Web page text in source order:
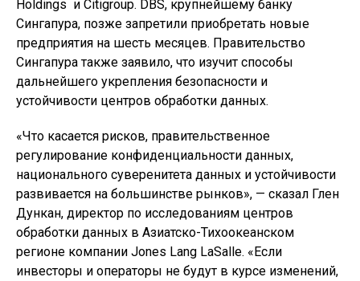
Holdings и Citigroup. DBS, крупнейшему банку
Сингапура, позже запретили приобретать новые
предприятия на шесть месяцев. Правительство
Сингапура также заявило, что изучит способы
дальнейшего укрепления безопасности и
устойчивости центров обработки данных.
«Что касается рисков, правительственное
регулирование конфиденциальности данных,
национального суверенитета данных и устойчивости
развивается на большинстве рынков», — сказал Глен
Дункан, директор по исследованиям центров
обработки данных в Азиатско-Тихоокеанском
регионе компании Jones Lang LaSalle. «Если
инвесторы и операторы не будут в курсе изменений,